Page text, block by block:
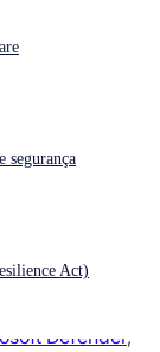
imediata
segurança
Act)
desenvolvido
em ambientes
de
Defender,